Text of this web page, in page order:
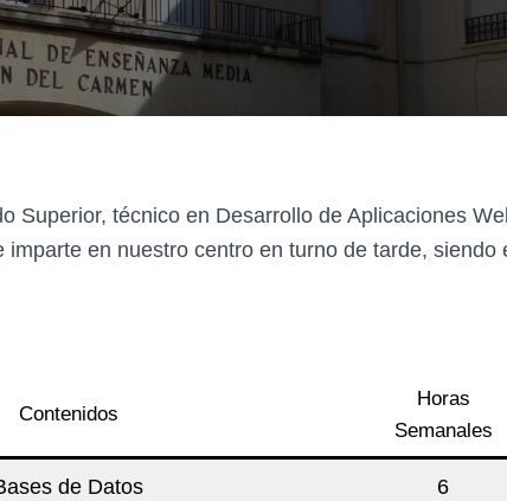
Superior, técnico en Desarrollo de Aplicaciones
imparte en nuestro centro en turno de tarde, siendo
Contenidos
Horas
Semanales
de Datos 6